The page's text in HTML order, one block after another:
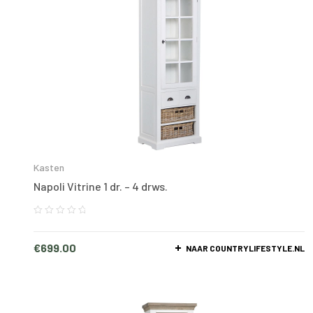
Kasten
Napoli Vitrine 1 dr. – 4 drws.
€699.00 NAAR COUNTRYLIFESTYLE.NL